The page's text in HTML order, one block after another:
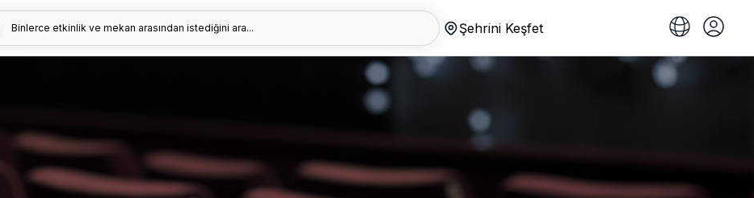
Binlerce etkinlik ve mekan arasından istediğini ara... Şehrini Keşfet